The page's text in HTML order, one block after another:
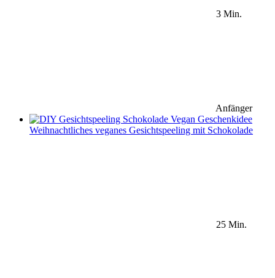
3 Min.
Anfänger
Weihnachtliches veganes Gesichtspeeling mit Schokolade
25 Min.